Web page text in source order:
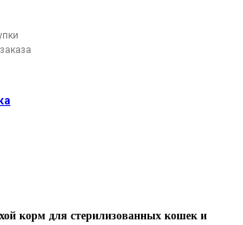
корм для стерилизованных кошек и